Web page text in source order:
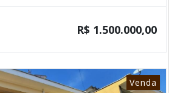
R$ 1.500.000,00
Venda